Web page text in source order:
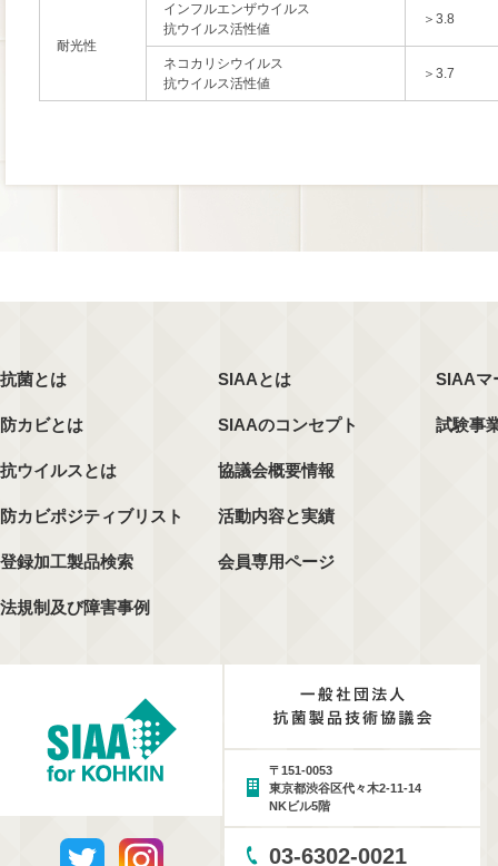
耐光性
インフルエンザウイルス
抗ウイルス活性値
＞3.8
ネコカリシウイルス
抗ウイルス活性値
＞3.7
抗菌とは
防カビとは
抗ウイルスとは
防カビポジティブリスト
登録加工製品検索
法規制及び障害事例
SIAAとは
SIAAのコンセプト
協議会概要情報
活動内容と実績
会員専用ページ
SIAAマ
試験事
〒151-0053
東京都渋谷区代々木2-11-14
NKビル5階
03-6302-0021